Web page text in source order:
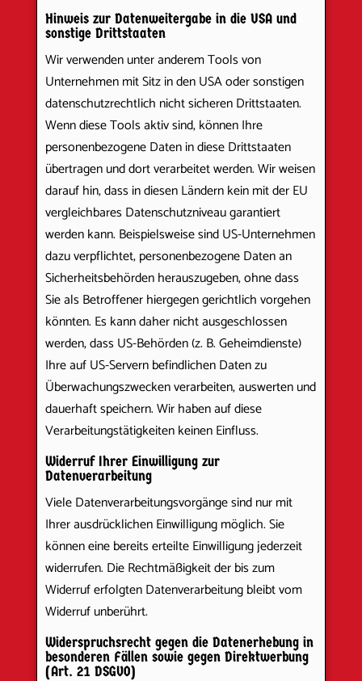
Hinweis zur Datenweitergabe in die USA und
sonstige Drittstaaten
Wir verwenden unter anderem Tools von
Unternehmen mit Sitz in den USA oder sonstigen
datenschutzrechtlich nicht sicheren Drittstaaten.
Wenn diese Tools aktiv sind, können Ihre
personenbezogene Daten in diese Drittstaaten
übertragen und dort verarbeitet werden. Wir weisen
darauf hin, dass in diesen Ländern kein mit der EU
vergleichbares Datenschutzniveau garantiert
werden kann. Beispielsweise sind US-Unternehmen
dazu verpflichtet, personenbezogene Daten an
Sicherheitsbehörden herauszugeben, ohne dass
Sie als Betroffener hiergegen gerichtlich vorgehen
könnten. Es kann daher nicht ausgeschlossen
werden, dass US-Behörden (z. B. Geheimdienste)
Ihre auf US-Servern befindlichen Daten zu
Überwachungszwecken verarbeiten, auswerten und
dauerhaft speichern. Wir haben auf diese
Verarbeitungstätigkeiten keinen Einfluss.
Widerruf Ihrer Einwilligung zur
Datenverarbeitung
Viele Datenverarbeitungsvorgänge sind nur mit
Ihrer ausdrücklichen Einwilligung möglich. Sie
können eine bereits erteilte Einwilligung jederzeit
widerrufen. Die Rechtmäßigkeit der bis zum
Widerruf erfolgten Datenverarbeitung bleibt vom
Widerruf unberührt.
Widerspruchsrecht gegen die Datenerhebung in
besonderen Fällen sowie gegen Direktwerbung
(Art. 21 DSGVO)